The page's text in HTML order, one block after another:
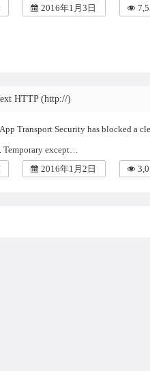
2016年1月3日
HTTP (http://)
Transport Security has blocked a
Temporary except…
2016年1月2日